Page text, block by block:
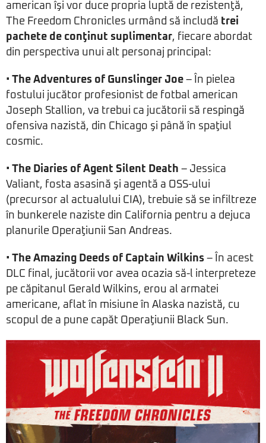
american îşi vor duce propria luptă de rezistenţă,
The Freedom Chronicles urmând să includă trei
pachete de conţinut suplimentar, fiecare abordat
din perspectiva unui alt personaj principal:
• The Adventures of Gunslinger Joe – În pielea
fostului jucător profesionist de fotbal american
Joseph Stallion, va trebui ca jucătorii să respingă
ofensiva nazistă, din Chicago şi până în spaţiul
cosmic.
• The Diaries of Agent Silent Death – Jessica
Valiant, fosta asasină şi agentă a OSS-ului
(precursor al actualului CIA), trebuie să se infiltreze
în bunkerele naziste din California pentru a dejuca
planurile Operaţiunii San Andreas.
• The Amazing Deeds of Captain Wilkins – În acest
DLC final, jucătorii vor avea ocazia să-l interpreteze
pe căpitanul Gerald Wilkins, erou al armatei
americane, aflat în misiune în Alaska nazistă, cu
scopul de a pune capăt Operaţiunii Black Sun.